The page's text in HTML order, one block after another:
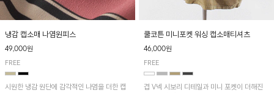
냉감 캡소매 나염원피스
49,000원
FREE
시원한 냉감 원단에 감각적인 나염을 더한 캡
쿨코튼 미니포켓 워싱 캡소매티셔츠
46,000원
FREE
겹 V넥 시보리 디테일과 미니 포켓이 더해진